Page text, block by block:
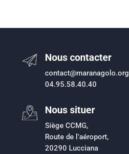
Nous contacter
contact@maranagolo.org
04.95.58.40.40
Nous situer
Siège CCMG,
Route de l’aéroport,
20290 Lucciana